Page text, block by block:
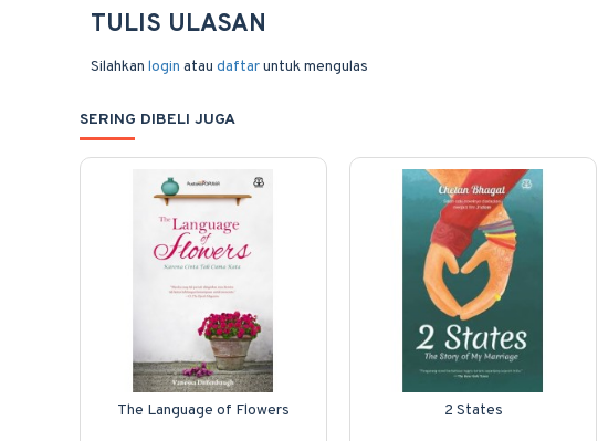
TULIS ULASAN
Silahkan login atau daftaruntuk mengulas
SERING DIBELI JUGA
The Language of Flowers 2 States